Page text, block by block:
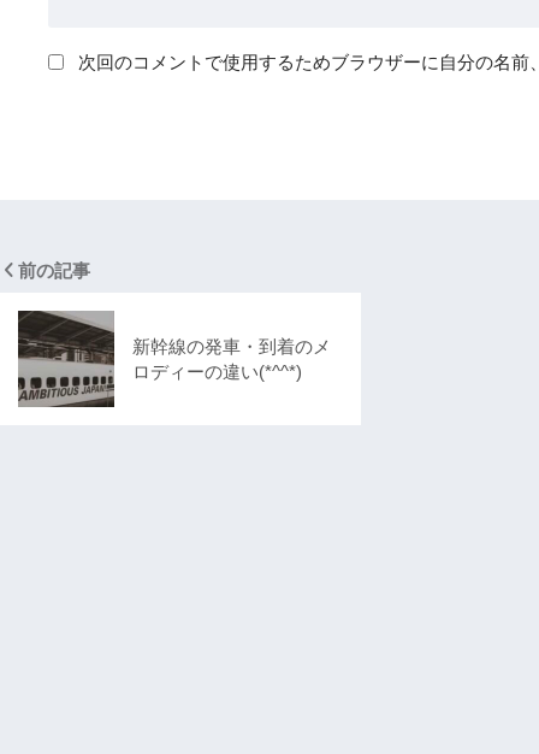
次回のコメントで使用するためブラウザーに自分の名
前の記事
新幹線の発車・到着のメ
ロディーの違い(*^^*)